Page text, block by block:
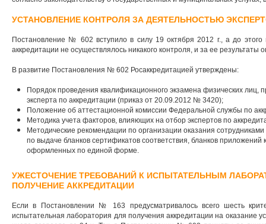
УСТАНОВЛЕНИЕ КОНТРОЛЯ ЗА ДЕЯТЕЛЬНОСТЬЮ
Постановление № 602 вступило в силу 19 октября 2012 г., а до этого
аккредитации не осуществлялось никакого контроля, и за ее результаты
В развитие Постановления № 602 Росаккредитацией утверждены:
Порядок проведения квалификационного экзамена физических лиц,
эксперта по аккредитации (приказ от 20.09.2012 № 3420);
Положение об аттестационной комиссии Федеральной службы по
Методика учета факторов, влияющих на отбор экспертов по
Методические рекомендации по организации оказания сотрудниками
по выдаче бланков сертификатов соответствия, бланков приложений
оформленных по единой форме.
УЖЕСТОЧЕНИЕ ТРЕБОВАНИЙ К ИСПЫТАТЕЛЬНЫМ
ПОЛУЧЕНИЕ АККРЕДИТАЦИИ
Если в Постановлении № 163 предусматривалось всего шесть
испытательная лаборатория для получения аккредитации на оказание